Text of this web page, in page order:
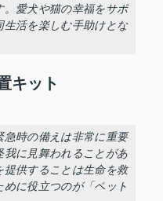
。愛犬や猫の幸福をサポ
生活を楽しむ手助けとな
キット
時の備えは非常に重要
我に見舞われることがあ
提供することは生命を救
めに役立つのが「ペット